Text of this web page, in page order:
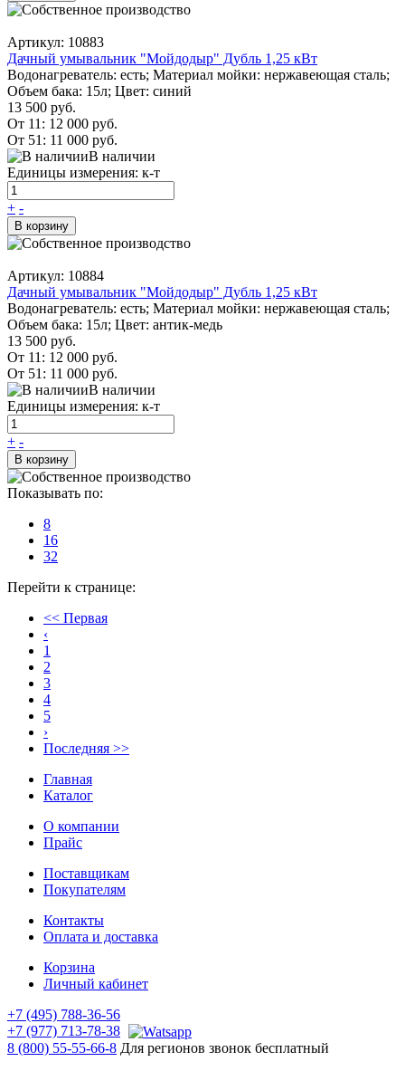
Артикул: 10883
Дачный умывальник "Мойдодыр" Дубль 1,25 кВт
Водонагреватель: есть; Материал мойки: нержавеющая сталь;
Объем бака: 15л; Цвет: синий
13 500 руб.
От 11: 12 000 руб.
От 51: 11 000 руб.
В наличии
Единицы измерения: к-т
+ -
В корзину
Артикул: 10884
Дачный умывальник "Мойдодыр" Дубль 1,25 кВт
Водонагреватель: есть; Материал мойки: нержавеющая сталь;
Объем бака: 15л; Цвет: антик-медь
13 500 руб.
От 11: 12 000 руб.
От 51: 11 000 руб.
В наличии
Единицы измерения: к-т
+ -
В корзину
Показывать по:
8
16
32
Перейти к странице:
<< Первая
‹
1
2
3
4
5
›
Последняя >>
Главная
Каталог
О компании
Прайс
Поставщикам
Покупателям
Контакты
Оплата и доставка
Корзина
Личный кабинет
+7 (495) 788-36-56
+7 (977) 713-78-38
8 (800) 55-55-66-8 Для регионов звонок бесплатный